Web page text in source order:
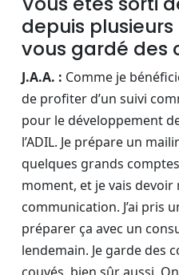
depuis
vous gardé des
J.A.A. : Comme je
de profiter d’un suivi
pour le développement
l’ADIL. Je prépare un
quelques grands
moment, et je vais
communication. J’ai pris
préparer ça avec un
lendemain. Je garde des